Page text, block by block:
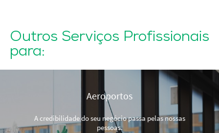
Outros Serviços Profissionais
para:
Aeroportos
A credibilidade do seu negócio passa pelas nossas
pessoas.